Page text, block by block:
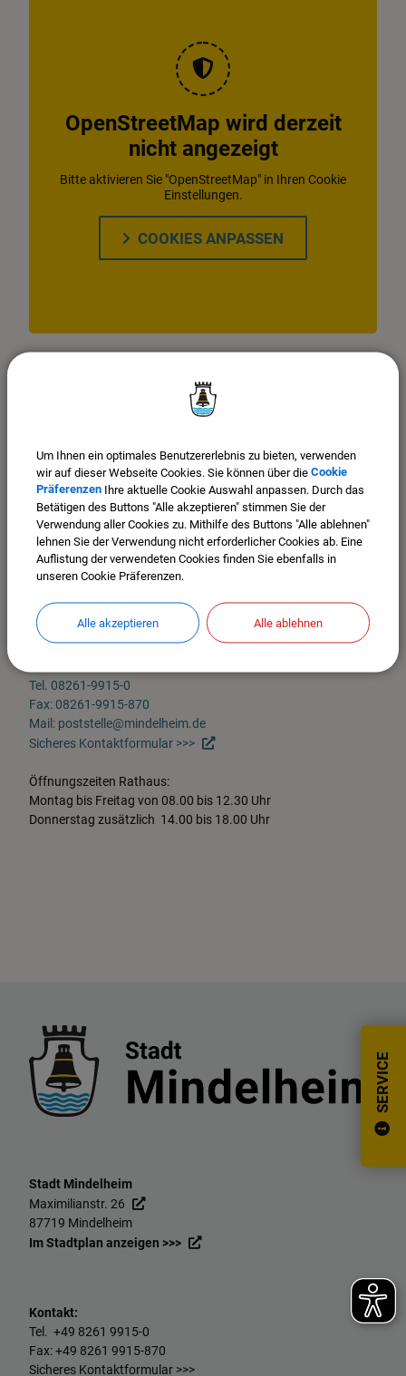
SERVICE
Maximilianstr. 26
87719 Mindelheim
Tel. 08261-9915-0
Fax: 08261-9915-870
Mail: poststelle@mindelheim.de
Sicheres Kontaktformular >>>
Öffnungszeiten Rathaus:
Montag bis Freitag von 08.00 bis 12.30 Uhr
Donnerstag zusätzlich 14.00 bis 18.00 Uhr
OpenStreetMap wird derzeit
nicht angezeigt
Bitte aktivieren Sie "OpenStreetMap" in Ihren Cookie
Einstellungen.
COOKIES ANPASSEN
Stadt Mindelheim
Maximilianstr. 26
87719 Mindelheim
Im Stadtplan anzeigen >>>
Kontakt:
Tel. +49 8261 9915-0
Fax: +49 8261 9915-870
Sicheres Kontaktformular >>>
Um Ihnen ein optimales Benutzererlebnis zu bieten, verwenden
wir auf dieser Webseite Cookies. Sie können über die Cookie
Präferenzen Ihre aktuelle Cookie Auswahl anpassen. Durch das
Betätigen des Buttons "Alle akzeptieren" stimmen Sie der
Verwendung aller Cookies zu. Mithilfe des Buttons "Alle ablehnen"
lehnen Sie der Verwendung nicht erforderlicher Cookies ab. Eine
Auflistung der verwendeten Cookies finden Sie ebenfalls in
unseren Cookie Präferenzen.
Alle akzeptieren Alle ablehnen